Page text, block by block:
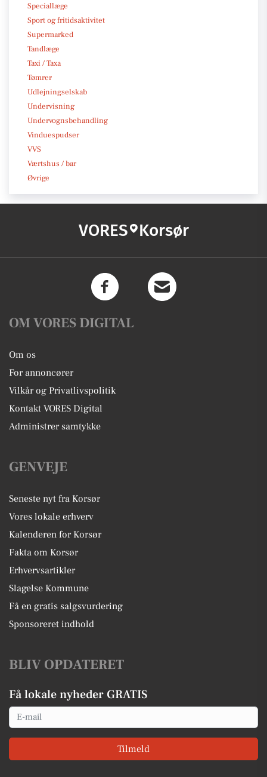
Speciallæge
Sport og fritidsaktivitet
Supermarked
Tandlæge
Taxi / Taxa
Tømrer
Udlejningselskab
Undervisning
Undervognsbehandling
Vinduespudser
VVS
Værtshus / bar
Øvrige
VORES Korsør
OM VORES DIGITAL
Om os
For annoncører
Vilkår og Privatlivspolitik
Kontakt VORES Digital
Administrer samtykke
GENVEJE
Seneste nyt fra Korsør
Vores lokale erhverv
Kalenderen for Korsør
Fakta om Korsør
Erhvervsartikler
Slagelse Kommune
Få en gratis salgsvurdering
Sponsoreret indhold
BLIV OPDATERET
Få lokale nyheder GRATIS
Email
Tilmeld